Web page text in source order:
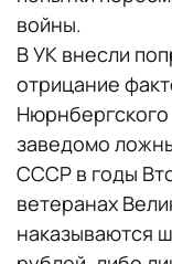
войны.
В УК внесли
отрицание
заведомо
СССР в годы
ветеранах
наказываются